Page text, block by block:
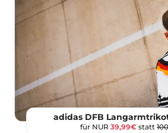
adidas DFB
für NUR 39,99€ statt